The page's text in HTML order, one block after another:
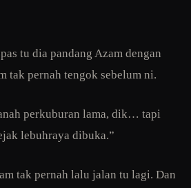
tu dia pandang Azam dengan
tak pernah tengok sebelum ni.
perkuburan lama, dik… tapi
lebuhraya dibuka.”
tak pernah lalu jalan tu lagi. Dan